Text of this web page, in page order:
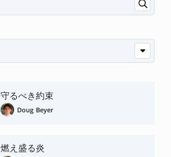
守るべき約束
Doug Beyer
燃え盛る炎